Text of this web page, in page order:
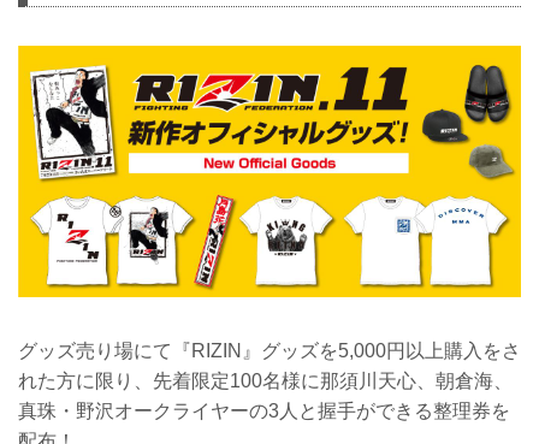
グッズ売り場にて『RIZIN』グッズを5,000円以上購入をさ
れた方に限り、先着限定100名様に那須川天心、朝倉海、
真珠・野沢オークライヤーの3人と握手ができる整理券を